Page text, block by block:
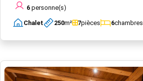
6 personne(s)
Chalet 250m² 7pièces 6chambres